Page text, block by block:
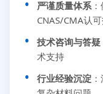
严谨质量体系
CNAS/CMA认
技术咨询与答疑
术支持
行业经验沉淀